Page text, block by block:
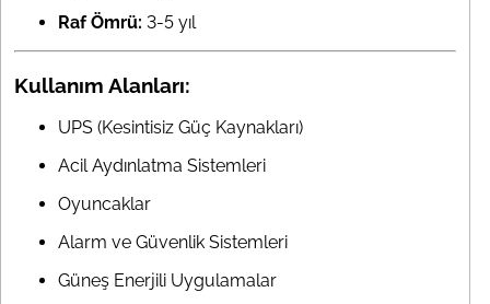
Raf Ömrü: 3-5 yıl
Kullanım Alanları:
UPS (Kesintisiz Güç Kaynakları)
Acil Aydınlatma Sistemleri
Oyuncaklar
Alarm ve Güvenlik Sistemleri
Güneş Enerjili Uygulamalar